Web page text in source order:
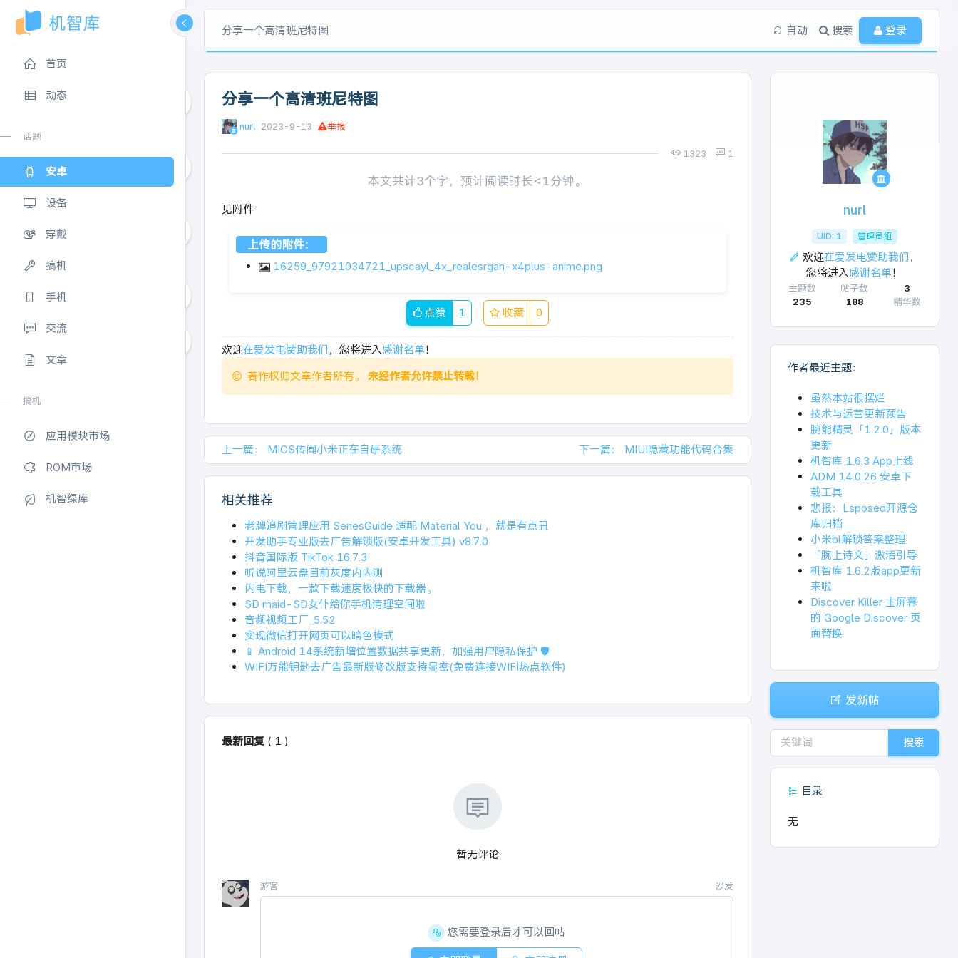
首页
动态
话题
安卓
设备
穿戴
搞机
手机
交流
文章
搞机
应用模块市场
ROM市场
机智绿库
分享一个高清班尼特图 自动 搜索 登录
分享一个高清班尼特图
nurl 2023-9-13 举报
1323 1
本文共计3个字，预计阅读时长<1分钟。
见附件
上传的附件：
16259_97921034721_upscayl_4x_realesrgan-x4plus-anime.png
点赞 1 收藏 0
欢迎在爱发电赞助我们 ，您将进入感谢名单！
著作权归文章作者所有。 未经作者允许禁止转载！
上一篇： MIOS传闻小米正在自研系统 下一篇： MIUI隐藏功能代码合集
相关推荐
老牌追剧管理应用 SeriesGuide 适配 Material You ，就是有点丑
开发助手专业版去广告解锁版(安卓开发工具) v8.7.0
抖音国际版 TikTok 16.7.3
听说阿里云盘目前灰度内内测
闪电下载，一款下载速度极快的下载器。
SD maid-SD女仆给你手机清理空间啦
音频视频工厂_5.52
实现微信打开网页可以暗色模式
📱 Android 14系统新增位置数据共享更新，加强用户隐私保护 🛡️
WIFI万能钥匙去广告最新版修改版支持显密(免费连接WIFI热点软件)
最新回复 ( 1 )
暂无评论
游客 沙发
您需要登录后才可以回帖
nurl
UID: 1 管理员组
欢迎在爱发电赞助我们 ，
您将进入感谢名单！
主题数
235
帖子数
188
3
精华数
作者最近主题：
虽然本站很摆烂
技术与运营更新预告
腕能精灵「1.2.0」版本
更新
机智库 1.6.3 App上线
ADM 14.0.26 安卓下
载工具
悲报：Lsposed开源仓
库归档
小米bl解锁答案整理
「腕上诗文」激活引导
机智库 1.6.2版app更新
来啦
Discover Killer 主屏幕
的 Google Discover 页
面替换
发新帖
搜索
目录
无